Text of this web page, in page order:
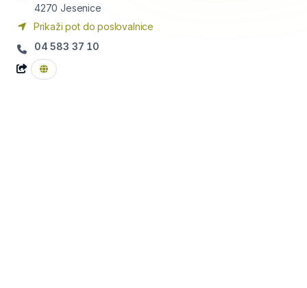
4270 Jesenice
Prikaži pot do poslovalnice
04 583 37 10